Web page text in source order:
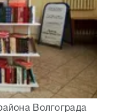
Волгограда